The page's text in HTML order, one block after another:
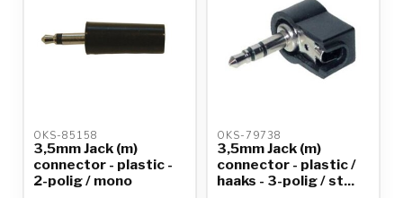
OKS-85158
3,5mm Jack (m)
connector - plastic -
2-polig / mono
OKS-79738
3,5mm Jack (m)
connector - plastic /
haaks - 3-polig / st...